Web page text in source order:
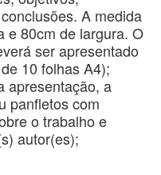
A medida
e 80cm de largura. O
ser apresentado
10 folhas A4);
apresentação, a
panfletos com
o trabalho e
autor(es);